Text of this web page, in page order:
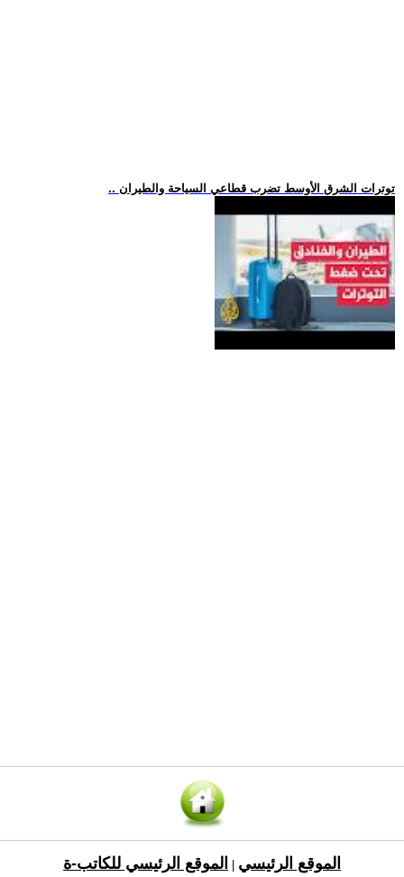
.. توترات الشرق الأوسط تضرب قطاعي السياحة والطيران
الموقع الرئيسي الموقع الرئيسي للكاتب-ة